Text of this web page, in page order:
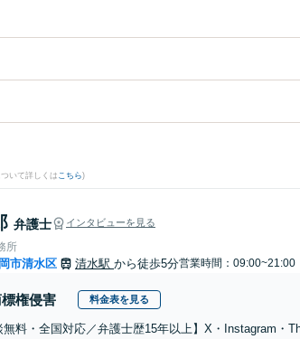
』などでお困りの相談者さんにおすすめです。
いて詳しくは こちら)
弁護士 インタビューを見る
所
市清水区 清水駅 から徒歩5分営業時間：09:00~21:00
権侵害 料金表を見る
無料・全国対応／弁護士歴15年以上】X・Instagram・